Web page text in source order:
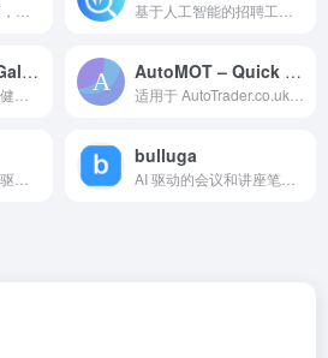
Welcome to AllGalaxy AutoMOT – Quick Access to MOT History
bulluga